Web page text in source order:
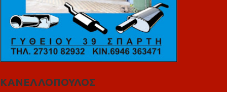
ΚΑΝΕΛΛΟΠΟΥΛΟΣ